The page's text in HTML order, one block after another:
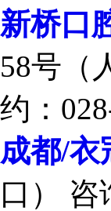
新桥口
58号（
约：
成都/衣
口） 咨